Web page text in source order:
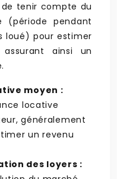
tenir compte du
(période pendant
loué) pour estimer
ainsi un
moyen :
locative
généralement
un revenu
des loyers :